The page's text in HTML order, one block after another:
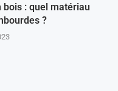
bois : quel matériau
?